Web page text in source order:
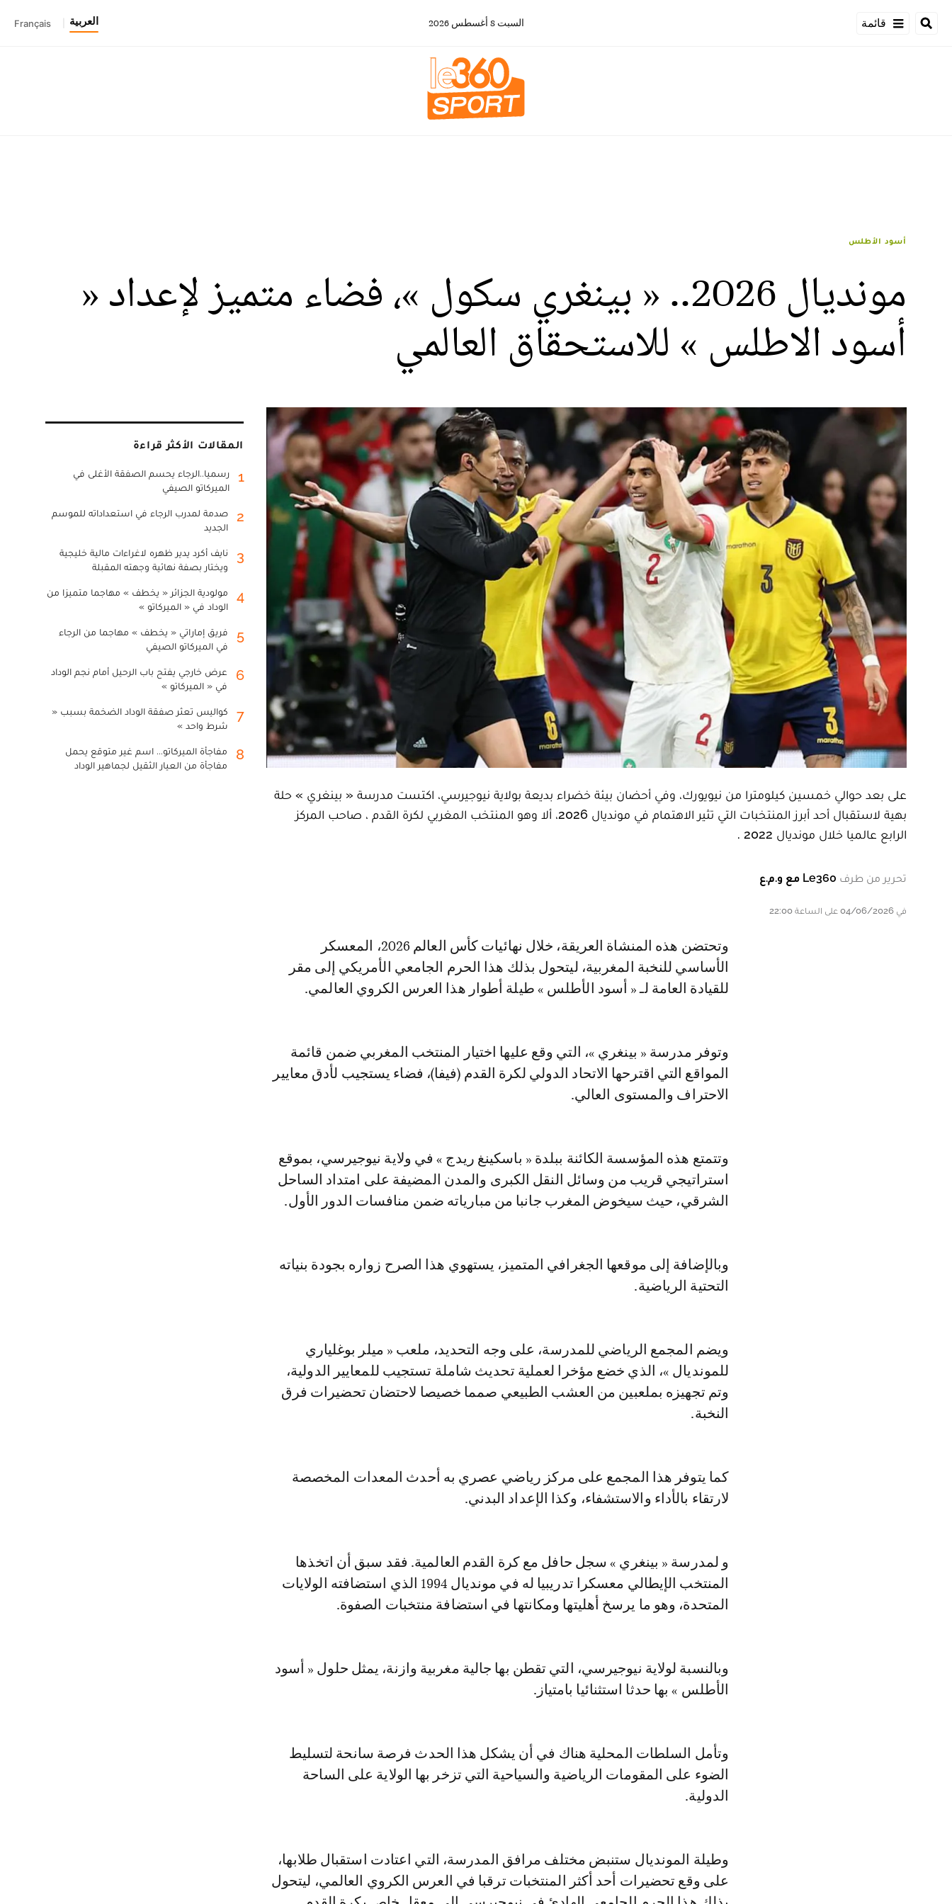
قائمة السبت 8 أغسطس 2026 العربية Français
أسود الأطلس
مونديال 2026.. « بينغري سكول »، فضاء متميز لإعداد «
أسود الاطلس » للاستحقاق العالمي
على بعد حوالي خمسين كيلومترا من نيويورك، وفي أحضان بيئة خضراء بديعة بولاية نيوجيرسي، اكتست مدرسة « بينغري » حلة
بهية لاستقبال أحد أبرز المنتخبات التي تثير الاهتمام في مونديال 2026، ألا وهو المنتخب المغربي لكرة القدم ، صاحب المركز
الرابع عالميا خلال مونديال 2022 .
تحرير من طرف Le360 مع و.م.ع
في 04/06/2026 على الساعة 22:00
وتحتضن هذه المنشاة العريقة، خلال نهائيات كأس العالم 2026، المعسكر
الأساسي للنخبة المغربية، ليتحول بذلك هذا الحرم الجامعي الأمريكي إلى مقر
للقيادة العامة لـ « أسود الأطلس » طيلة أطوار هذا العرس الكروي العالمي.
وتوفر مدرسة « بينغري »، التي وقع عليها اختيار المنتخب المغربي ضمن قائمة
المواقع التي اقترحها الاتحاد الدولي لكرة القدم (فيفا)، فضاء يستجيب لأدق معايير
الاحتراف والمستوى العالي.
وتتمتع هذه المؤسسة الكائنة ببلدة « باسكينغ ريدج » في ولاية نيوجيرسي، بموقع
استراتيجي قريب من وسائل النقل الكبرى والمدن المضيفة على امتداد الساحل
الشرقي، حيث سيخوض المغرب جانبا من مبارياته ضمن منافسات الدور الأول.
وبالإضافة إلى موقعها الجغرافي المتميز، يستهوي هذا الصرح زواره بجودة بنياته
التحتية الرياضية.
ويضم المجمع الرياضي للمدرسة، على وجه التحديد، ملعب « ميلر بوغلياري
للمونديال »، الذي خضع مؤخرا لعملية تحديث شاملة تستجيب للمعايير الدولية،
وتم تجهيزه بملعبين من العشب الطبيعي صمما خصيصا لاحتضان تحضيرات فرق
النخبة.
كما يتوفر هذا المجمع على مركز رياضي عصري به أحدث المعدات المخصصة
لارتقاء بالأداء والاستشفاء، وكذا الإعداد البدني.
و لمدرسة « بينغري » سجل حافل مع كرة القدم العالمية. فقد سبق أن اتخذها
المنتخب الإيطالي معسكرا تدريبيا له في مونديال 1994 الذي استضافته الولايات
المتحدة، وهو ما يرسخ أهليتها ومكانتها في استضافة منتخبات الصفوة.
وبالنسبة لولاية نيوجيرسي، التي تقطن بها جالية مغربية وازنة، يمثل حلول « أسود
الأطلس » بها حدثا استثنائيا بامتياز.
وتأمل السلطات المحلية هناك في أن يشكل هذا الحدث فرصة سانحة لتسليط
الضوء على المقومات الرياضية والسياحية التي تزخر بها الولاية على الساحة
الدولية.
وطيلة المونديال ستنبض مختلف مرافق المدرسة، التي اعتادت استقبال طلابها،
على وقع تحضيرات أحد أكثر المنتخبات ترقبا في العرس الكروي العالمي، ليتحول
المقالات الأكثر قراءة
1
رسميا..الرجاء يحسم الصفقة الأغلى في
الميركاتو الصيفي
2
صدمة لمدرب الرجاء في استعداداته للموسم
الجديد
3
نايف أكرد يدير ظهره لاغراءات مالية خليجية
ويختار بصفة نهائية وجهته المقبلة
4
مولودية الجزائر « يخطف » مهاجما متميزا من
الوداد في « الميركاتو »
5
فريق إماراتي « يخطف » مهاجما من الرجاء
في الميركاتو الصيفي
6
عرض خارجي يفتح باب الرحيل أمام نجم الوداد
في « الميركاتو »
7
كواليس تعثر صفقة الوداد الضخمة بسبب «
شرط واحد »
8
مفاجأة الميركاتو... اسم غير متوقع يحمل
مفاجأة من العيار الثقيل لجماهير الوداد